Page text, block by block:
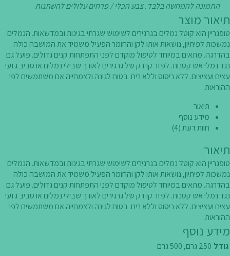
התמונה להמחשה בלבד. צבע הכלי / פרחים עלולים להשתנות
תיאור מוצר
טופגריין הוא קוטל נמלים בגרגירים לשימוש שגרתי בגינות ובמדשאות. הנמלים
נמשכות לפיתיון, נושאות אותו לקן והחומר הפעיל משמיד את המושבה כולה
בהדרגה. מתאים במיוחד לטיפול מוקדם לפני התפתחות קנים גדולים. פועל גם
נגד נמלי אש קטנות. לפזר קו דק של גרגירים לאורך שבילי נמלים או סביב גזעי
עצים ועציצים. ללא ריסוס וללא ריח. בטוח לגינה ולצמחייה אם משתמשים לפי
ההוראות.
תיאור
מידע נוסף
חוות דעת (4)
תיאור
טופגריין הוא קוטל נמלים בגרגירים לשימוש שגרתי בגינות ובמדשאות. הנמלים
נמשכות לפיתיון, נושאות אותו לקן והחומר הפעיל משמיד את המושבה כולה
בהדרגה. מתאים במיוחד לטיפול מוקדם לפני התפתחות קנים גדולים. פועל גם
נגד נמלי אש קטנות. לפזר קו דק של גרגירים לאורך שבילי נמלים או סביב גזעי
עצים ועציצים. ללא ריסוס וללא ריח. בטוח לגינה ולצמחייה אם משתמשים לפי
ההוראות.
מידע נוסף
גודל 250 גרם, 500 גרם